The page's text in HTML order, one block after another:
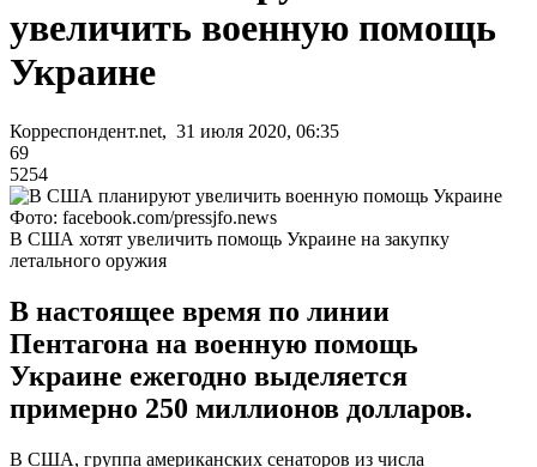
увеличить военную помощь
Украине
Корреспондент.net, 31 июля 2020, 06:35
69
5254
Фото: facebook.com/pressjfo.news
В США хотят увеличить помощь Украине на закупку
летального оружия
В настоящее время по линии
Пентагона на военную помощь
Украине ежегодно выделяется
примерно 250 миллионов долларов.
В США, группа американских сенаторов из числа